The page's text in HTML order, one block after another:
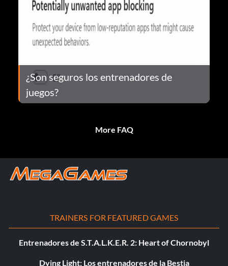
¿Son seguros los entrenadores de
juegos?
More FAQ
TRAINERS FOR FEATURED GAMES
Entrenadores de S.T.A.L.K.E.R. 2: Heart of Chornobyl
Dying Light: Los entrenadores de la Bestia